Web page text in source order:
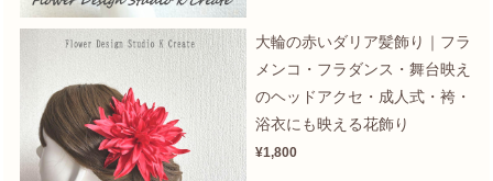
大輪の赤いダリア髪飾り｜フラ
メンコ・フラダンス・舞台映え
のヘッドアクセ・成人式・袴・
浴衣にも映える花飾り
¥1,800